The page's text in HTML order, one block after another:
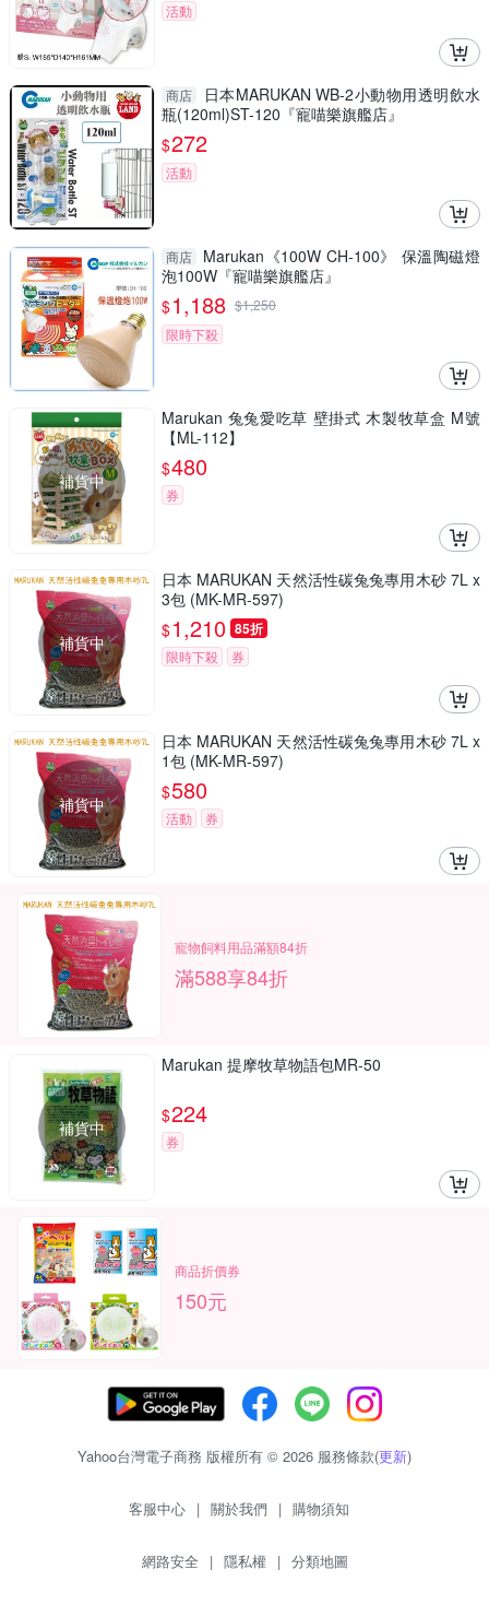
活動
商店
日本MARUKAN WB-2小動物用透明飲水
瓶(120ml)ST-120『寵喵樂旗艦店』
$272
活動
商店
Marukan《100W CH-100》 保溫陶磁燈
泡100W『寵喵樂旗艦店』
$1,188 $1,250
限時下殺
補貨中
Marukan 兔兔愛吃草 壁掛式 木製牧草盒 M號
【ML-112】
$480
券
補貨中
日本 MARUKAN 天然活性碳兔兔專用木砂 7L x
3包 (MK-MR-597)
$1,210 85折
限時下殺 券
補貨中
日本 MARUKAN 天然活性碳兔兔專用木砂 7L x
1包 (MK-MR-597)
$580
活動 券
寵物飼料用品滿額84折
滿588享84折
補貨中
Marukan 提摩牧草物語包MR-50
$224
券
商品折價券
150元
Yahoo台灣電子商務 版權所有 © 2026 服務條款(更新)
客服中心 | 關於我們 | 購物須知
網路安全 | 隱私權 | 分類地圖